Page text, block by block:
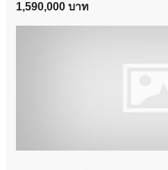
1,590,000 บาท